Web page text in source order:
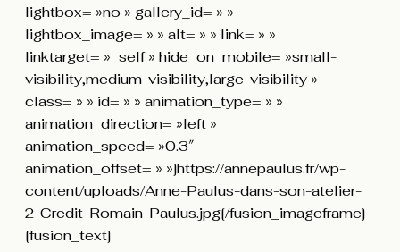
lightbox= »no » gallery_id= » »
lightbox_image= » » alt= » » link= » »
linktarget= »_self » hide_on_mobile= »small-
visibility,medium-visibility,large-visibility »
class= » » id= » » animation_type= » »
animation_direction= »left »
animation_speed= »0.3″
animation_offset= » »]https://annepaulus.fr/wp-
content/uploads/Anne-Paulus-dans-son-atelier-
2-Credit-Romain-Paulus.jpg[/fusion_imageframe]
[fusion_text]